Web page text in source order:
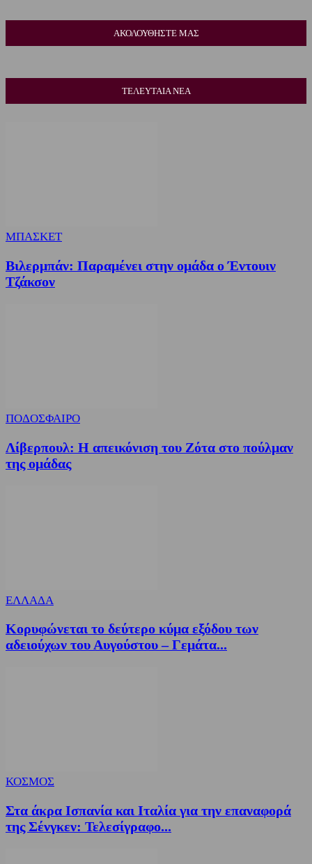
ΑΚΟΛΟΥΘΗΣΤΕ ΜΑΣ
ΤΕΛΕΥΤΑΙΑ ΝΕΑ
ΜΠΑΣΚΕΤ
Βιλερμπάν: Παραμένει στην ομάδα ο Έντουιν
Τζάκσον
ΠΟΔΟΣΦΑΙΡΟ
Λίβερπουλ: Η απεικόνιση του Ζότα στο πούλμαν
της ομάδας
ΕΛΛΑΔΑ
Κορυφώνεται το δεύτερο κύμα εξόδου των
αδειούχων του Αυγούστου – Γεμάτα...
ΚΟΣΜΟΣ
Στα άκρα Ισπανία και Ιταλία για την επαναφορά
της Σένγκεν: Τελεσίγραφο...